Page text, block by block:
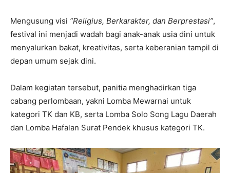
Mengusung visi “Religius, Berkarakter, dan Berprestasi”,
festival ini menjadi wadah bagi anak-anak usia dini untuk
menyalurkan bakat, kreativitas, serta keberanian tampil di
depan umum sejak dini.
Dalam kegiatan tersebut, panitia menghadirkan tiga
cabang perlombaan, yakni Lomba Mewarnai untuk
kategori TK dan KB, serta Lomba Solo Song Lagu Daerah
dan Lomba Hafalan Surat Pendek khusus kategori TK.